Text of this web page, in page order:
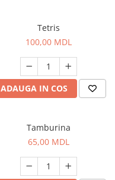
Tetris
100,00 MDL
ADAUGA IN COS
Tamburina
65,00 MDL